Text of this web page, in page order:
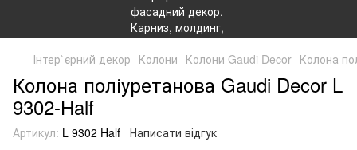
Інтер`єрний декор Колони Колони Gaudi Decor Колона
Колона поліуретанова Gaudi Decor L
9302-Half
Артикул: L 9302 Half Написати відгук